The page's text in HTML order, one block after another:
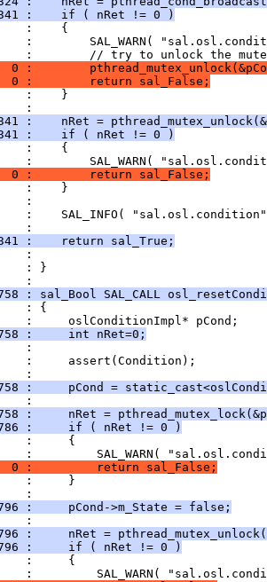
:    if ( nRet != 0 )
0 :
0 :        return sal_False;
:    nRet =
:    if ( nRet != 0 )
0 :        return sal_False;
:    return sal_True;
: }
: sal_Bool SAL_CALL
:     int nRet=0;
:     pCond =
:     nRet =
:     if ( nRet != 0 )
0 :         return sal_False;
:     pCond->m_State = false;
:     nRet =
:     if ( nRet != 0 )